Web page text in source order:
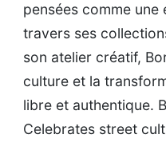
pensées comme
travers ses
son atelier créatif,
culture et la
libre et authentique.
Celebrates street